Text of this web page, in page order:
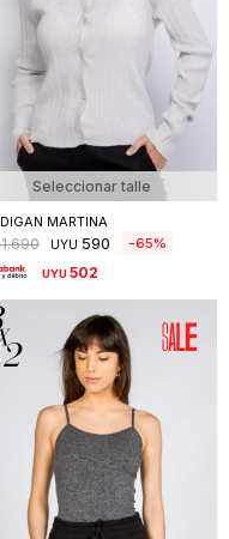
Seleccionar talle
MARTINA
1.690 UYU 590 65
UYU502